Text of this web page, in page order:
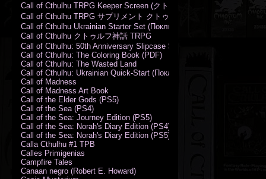
Call of Cthulhu TRPG Keeper Screen (クトゥルフ神話TRPG キーパー
Call of Cthulhu TRPG サプリメント クトゥルフ2015
Call of Cthulhu Ukrainian Starter Set (Поклик Ктулху. Базовий набір)
Call of Cthulhu クトゥルフ神話 TRPG
Call of Cthulhu: 50th Anniversary Slipcase Set
Call of Cthulhu: The Coloring Book (PDF)
Call of Cthulhu: The Wasted Land
Call of Cthulhu: Ukrainian Quick-Start (Поклик Ктулху. Швидкий
Call of Madness
Call of Madness Art Book
Call of the Elder Gods (PS5)
Call of the Sea (PS4)
Call of the Sea: Journey Edition (PS5)
Call of the Sea: Norah's Diary Edition (PS4)
Call of the Sea: Norah's Diary Edition (PS5)
Calla Cthulhu #1 TPB
Calles Primigenias
Campfire Tales
Canaan negro (Robert E. Howard)